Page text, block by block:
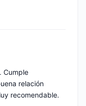
Cumple
relación
recomendable.